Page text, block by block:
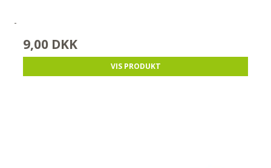
-
9,00 DKK
VIS PRODUKT